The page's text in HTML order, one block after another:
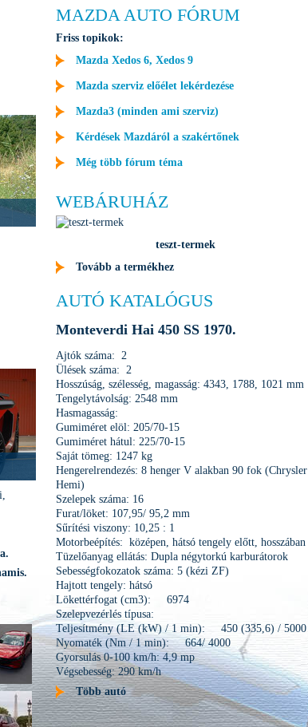
MAZDA AUTO FÓRUM
Friss topikok:
Mazda Xedos 6, Xedos 9
Mazda szerviz előélet lekérdezése
Mazda3 (minden ami szerviz)
Kérdések Mazdáról a szakértőnek
Még több fórum téma
WEBÁRUHÁZ
teszt-termek
Tovább a termékhez
AUTÓ KATALÓGUS
Monteverdi Hai 450 SS 1970.
Ajtók száma: 2
Ülések száma: 2
Hosszúság, szélesség, magasság: 4343, 1788, 1021 mm
Tengelytávolság: 2548 mm
Hasmagasság:
Gumiméret elöl: 205/70-15
Gumiméret hátul: 225/70-15
Saját tömeg: 1247 kg
Hengerelrendezés: 8 henger V alakban 90 fok (Chrysler
Hemi)
Szelepek száma: 16
Furat/löket: 107,95/ 95,2 mm
Sűrítési viszony: 10,25 : 1
Motorbeépítés: középen, hátsó tengely előtt, hosszában
Tüzelőanyag ellátás: Dupla négytorkú karburátorok
Sebességfokozatok száma: 5 (kézi ZF)
Hajtott tengely: hátsó
Lökettérfogat (cm3): 6974
Szelepvezérlés típusa:
Teljesítmény (LE (kW) / 1 min): 450 (335,6) / 5000
Nyomaték (Nm / 1 min): 664/ 4000
Gyorsulás 0-100 km/h: 4,9 mp
Végsebesség: 290 km/h
Több autó